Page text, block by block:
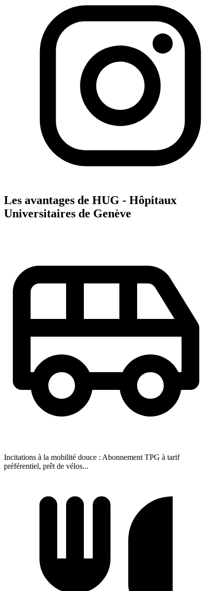
Les avantages de HUG - Hôpitaux
Universitaires de Genève
Incitations à la mobilité douce : Abonnement TPG à tarif
préférentiel, prêt de vélos...